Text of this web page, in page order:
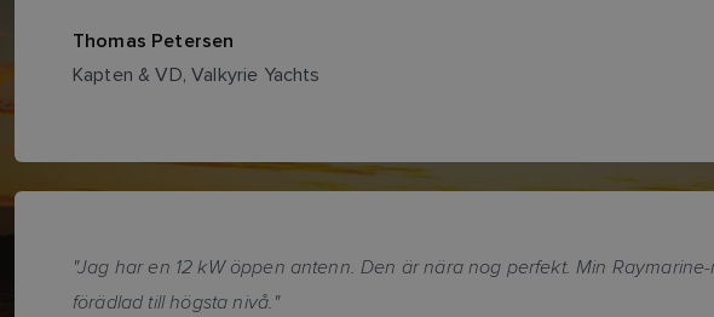
Thomas Petersen
Kapten & VD, Valkyrie Yachts
"Jag har en 12 kW öppen antenn. Den är nära nog perfekt. Min
förädlad till högsta nivå."